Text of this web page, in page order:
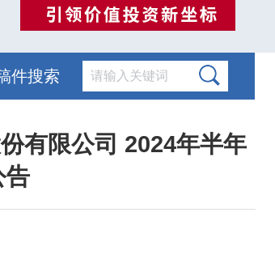
件搜索
有限公司 2024年半年
告